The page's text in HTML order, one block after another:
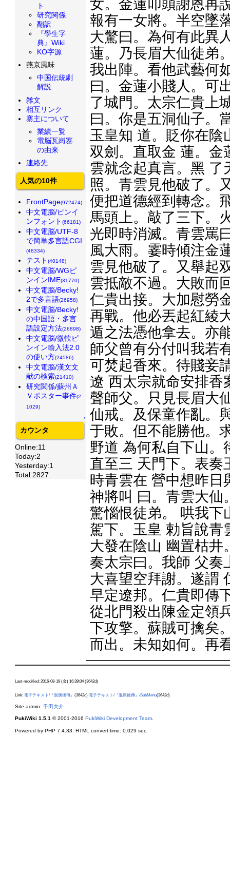
女。金蓮叩頭謝恩再
報有一女將。半空墜
大驚曰。為何有此異
蓮。乃長眉大仙徒弟
我出陣。看他武藝何
曰。金蓮小賤人。可
了城門。太宗仁貴上
曰。你是五洞仙子。
玉皇知 道。貶你在陰
双劍。直取金 蓮。金
雲就念起真言。黑 了
照。青雲見他破了。
便把道德經到轉念。
馬頭上。敲了三下。
光即時消滅。青雲罵
風大雨。霎時傾注金
雲見他破了。又舉起
雲抵敵不過。大敗而
仁貴出接。大加慰勞
再戰。他必丟起紅綾
遁之法憑他拿去。亦
師父曾有分付叫我若
可焚起香來。待賤妾
遼 西太宗就命安排香
聲師父。只見長眉大
仙戒。及保童作亂。
于敗。但不能勝他。
野道 為何私自下山。
直至三 天門下。表奏
時青雲在 營中想昨日
神將叫 曰。青雲大仙
驚惱恨徒弟。 哄我下
駕下。玉皇 勅旨說青
大發在陰山 幽置枯井
奏太宗曰。我師 父奏
大喜望空拜謝。遂謂
早定遼邦。仁貴即傳
從北門殺出陳金定領
下攻擎。蘇賊可擒矣
而出。未知如何。再
ト
研究関係
翻訳
『學生字
典』Wiki
KO字源
燕京風味
中国伝統劇
解説
雑文
相互リンク
寨主について
業績一覧
電脳瓦崗寨
の由来
連絡先
人気の10件
FrontPage(972474)
中文電脳/ピンイ
ンフォント (66181)
中文電脳/UTF-8
で簡単多言語CGI
(48334)
テスト (40148)
中文電脳/WGピ
ンインIME(31770)
中文電脳/Becky!
2で多言語(26958)
中文電脳/Becky!
の中国語・多言
語設定方法(26898)
中文電脳/微軟ピ
ンイン輸入法2.0
の使い方(24586)
中文電脳/漢文文
献の検索(21410)
研究関係/蘇州Ａ
Ｖポスター事件(2
1029)
↑
カウンタ
Online:11
Today:2
Yesterday:1
Total:2827
Last-modified: 2016-08-19 (金) 16:39:04 (3642d)
Link: 電子テキスト/『混唐後傳』 (3642d) 電子テキスト/『混唐後傳』/SubMenu(3642d)
Site admin: 千田大介
PukiWiki 1.5.1 © 2001-2016 PukiWiki Development Team.
Powered by PHP 7.4.33. HTML convert time: 0.029 sec.